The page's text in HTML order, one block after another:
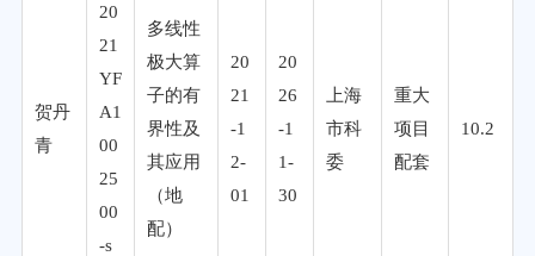
贺丹
青
20
21
YF
A1
00
25
00
-s
多线性
极大算
子的有
界性及
其应用
（地
配）
20
21
-1
2-
01
20
26
-1
1-
30
上海
市科
委
重大
项目
配套
10.2